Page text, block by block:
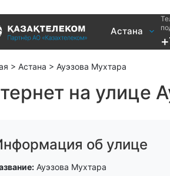
Астана
и ТВ в частном доме
Интернет
> Астана > Ауэзова Мухтара
на улице
об улице
Ауэзова Мухтара